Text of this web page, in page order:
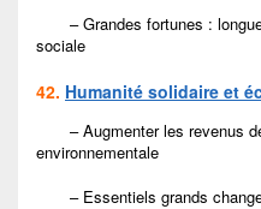
– Grandes fortunes :
sociale
42. Humanité solidaire et
– Augmenter les revenus de
environnementale
– Essentiels grands